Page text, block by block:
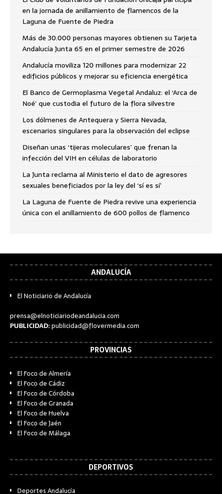
en la jornada de anillamiento de flamencos de la
Laguna de Fuente de Piedra
Más de 30.000 personas mayores obtienen su Tarjeta
Andalucía Junta 65 en el primer semestre de 2026
Andalucía moviliza 120 millones para modernizar 22
edificios públicos y mejorar su eficiencia energética
El Banco de Germoplasma Vegetal Andaluz: el ‘Arca de
Noé’ que custodia el futuro de la flora silvestre
Los dólmenes de Antequera y Sierra Nevada,
escenarios singulares para la observación del eclipse
Diseñan unas ‘tijeras moleculares’ que frenan la
infección del VIH en células de laboratorio
La Junta reclama al Ministerio el dato de agresores
sexuales beneficiados por la ley del ‘sí es sí’
La Laguna de Fuente de Piedra revive una experiencia
única con el anillamiento de 600 pollos de flamenco
ANDALUCÍA
El Noticiario de Andalucía
prensa@elnoticiariodeandalucia.com
PUBLICIDAD:publicidad@flovermedia.com
PROVINCIAS
El Foco de Almería
El Foco de Cádiz
El Foco de Córdoba
El Foco de Granada
El Foco de Huelva
El Foco de Jaén
El Foco de Málaga
DEPORTIVOS
Deportes Andalucía